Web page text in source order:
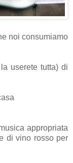
noi consumiamo
userete tutta) di
appropriata
di vino rosso per